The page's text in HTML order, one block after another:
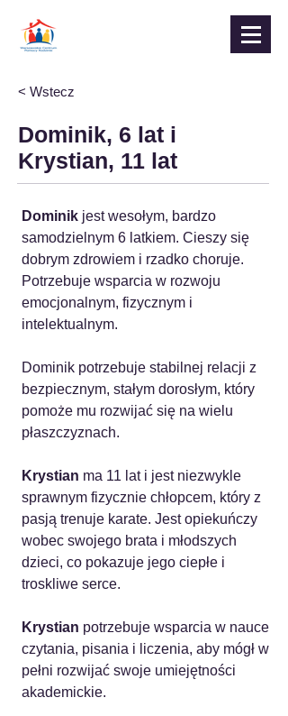
< Wstecz
Dominik, 6 lat i
Krystian, 11 lat
Dominik jest wesołym, bardzo
samodzielnym 6 latkiem. Cieszy się
dobrym zdrowiem i rzadko choruje.
Potrzebuje wsparcia w rozwoju
emocjonalnym, fizycznym i
intelektualnym.
Dominik potrzebuje stabilnej relacji z
bezpiecznym, stałym dorosłym, który
pomoże mu rozwijać się na wielu
płaszczyznach.
Krystian ma 11 lat i jest niezwykle
sprawnym fizycznie chłopcem, który z
pasją trenuje karate. Jest opiekuńczy
wobec swojego brata i młodszych
dzieci, co pokazuje jego ciepłe i
troskliwe serce.
Krystian potrzebuje wsparcia w nauce
czytania, pisania i liczenia, aby mógł w
pełni rozwijać swoje umiejętności
akademickie.